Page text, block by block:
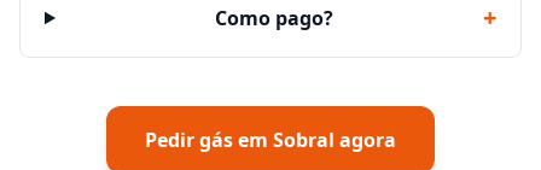
Como pago? +
Pedir gás em Sobral agora